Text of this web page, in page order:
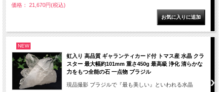
価格： 21,670円(税込)
NEW
虹入り 高品質 ギャランティカード付 トマス産 水晶 クラ
スター 最大幅約101mm 重さ450g 最高級 浄化 清らかな
力をもつ全能の石 一点物 ブラジル
現品撮影 ブラジルで『最も美しい』といわれる水晶